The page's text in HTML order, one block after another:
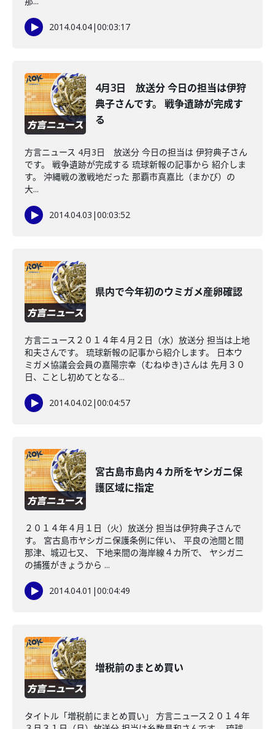
2014.04.04|00:03:17
4月3日 放送分 今日の担当は伊狩
典子さんです。 戦争遺跡が完成す
る
方言ニュース 4月3日 放送分 今日の担当は 伊狩典子さん
です。 戦争遺跡が完成する 琉球新報の記事から 紹介しま
す。 沖縄戦の激戦地だった 那覇市真嘉比（まかび）の
大...
2014.04.03 |00:03:52
県内で今年初のウミガメ産卵確認
方言ニュース２０１４年４月２日（水）放送分 担当は上地
和夫さんです。 琉球新報の記事から紹介します。 日本ウ
ミガメ協議会会員の嘉陽宗幸（むねゆき)さんは 先月３０
日、ことし初めてとなる...
2014.04.02|00:04:57
宮古島市島内４カ所をヤシガニ保
護区域に指定
２０１４年４月１日（火）放送分 担当は伊狩典子さんで
す。 宮古島市ヤシガニ保護条例に伴い、 平良の池間と間
那津、城辺七又、 下地来間の海岸線４カ所で、 ヤシガニ
の捕獲がきょうから ...
2014.04.01 |00:04:49
増税前のまとめ買い
タイトル「増税前にまとめ買い」 方言ニュース２０１４年